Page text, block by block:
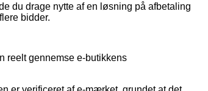
du drage nytte af en løsning på afbetaling
bidder.
reelt gennemse e-butikkens